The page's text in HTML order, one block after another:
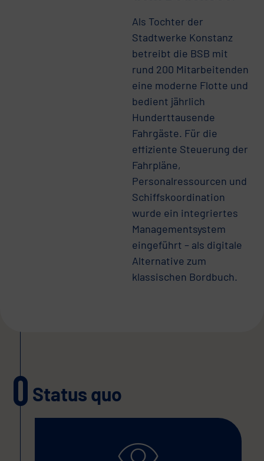
Als Tochter der
Stadtwerke Konstanz
betreibt die BSB mit
rund 200 Mitarbeitenden
eine moderne Flotte und
bedient jährlich
Hunderttausende
Fahrgäste. Für die
effiziente Steuerung der
Fahrpläne,
Personalressourcen und
Schiffskoordination
wurde ein integriertes
Managementsystem
eingeführt – als digitale
Alternative zum
klassischen Bordbuch.
Status quo